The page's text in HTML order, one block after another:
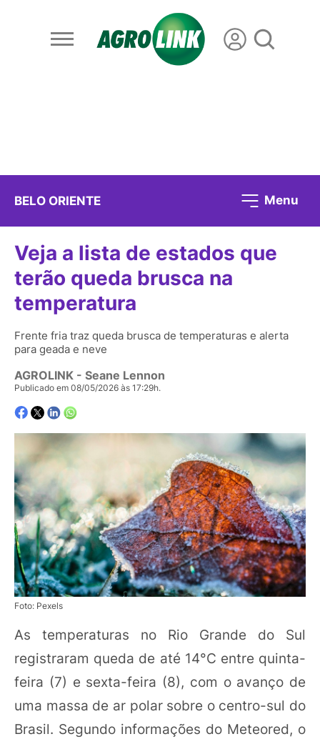
BELO ORIENTE Menu
Veja a lista de estados que
terão queda brusca na
temperatura
Frente fria traz queda brusca de temperaturas e alerta
para geada e neve
AGROLINK - Seane Lennon
Publicado em 08/05/2026 às 17:29h.
Foto: Pexels
As temperaturas no Rio Grande do Sul
registraram queda de até 14°C entre quinta-
feira (7) e sexta-feira (8), com o avanço de
uma massa de ar polar sobre o centro-sul do
Brasil. Segundo informações do Meteored, o